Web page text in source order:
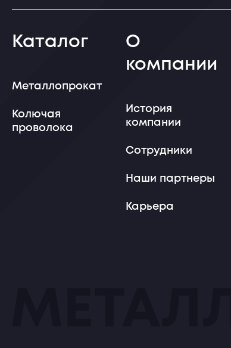
Каталог
Металлопрокат
Колючая
проволока
О
компании
История
компании
Сотрудники
Наши партнеры
Карьера